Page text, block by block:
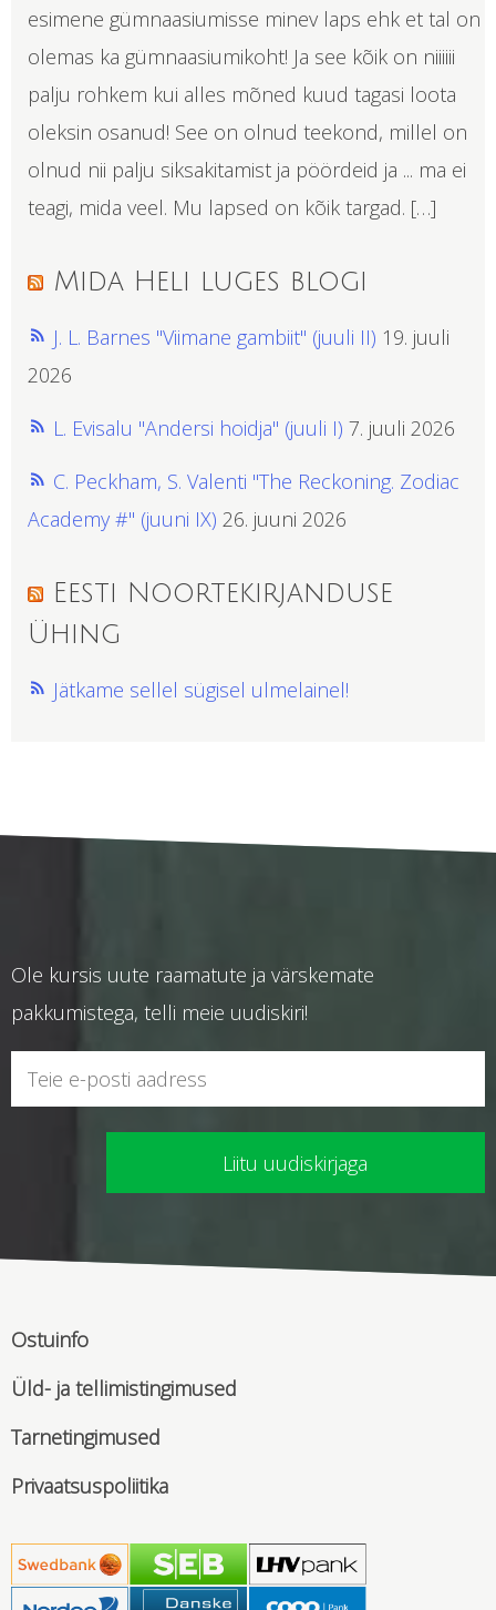
esimene gümnaasiumisse minev laps ehk et tal on
olemas ka gümnaasiumikoht! Ja see kõik on niiiiii
palju rohkem kui alles mõned kuud tagasi loota
oleksin osanud! See on olnud teekond, millel on
olnud nii palju siksakitamist ja pöördeid ja ... ma ei
teagi, mida veel. Mu lapsed on kõik targad. […]
Mida Heli luges blogi
J. L. Barnes "Viimane gambiit" (juuli II) 19. juuli
2026
L. Evisalu "Andersi hoidja" (juuli I) 7. juuli 2026
C. Peckham, S. Valenti "The Reckoning. Zodiac
Academy #" (juuni IX) 26. juuni 2026
Eesti Noortekirjanduse
Ühing
Jätkame sellel sügisel ulmelainel!
Ole kursis uute raamatute ja värskemate
pakkumistega, telli meie uudiskiri!
Ostuinfo
Üld- ja tellimistingimused
Tarnetingimused
Privaatsuspoliitika